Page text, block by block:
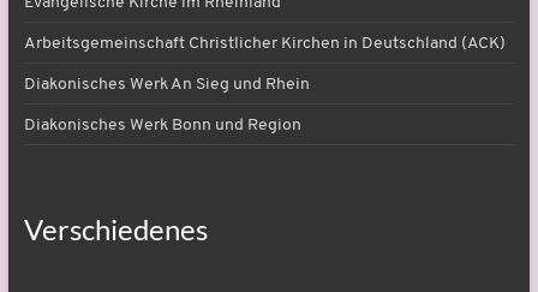
Arbeitsgemeinschaft Christlicher Kirchen in Deutschland (ACK)
Diakonisches Werk An Sieg und Rhein
Diakonisches Werk Bonn und Region
Verschiedenes